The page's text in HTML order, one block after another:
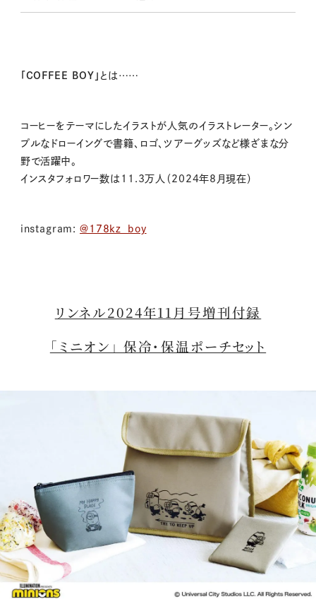
「COFFEE BOY」 とは……
コーヒーをテーマにしたイラストが人気のイラストレーター。シン
プルなドローイングで書籍、ロゴ、ツアーグッズなど様ざまな分
野で活躍中。
インスタフォロワー数は11.3万人（2024年8月現在）
instagram:@178kz_boy
リンネル2024年11月号増刊付録
「ミニオン」 保冷・保温ポーチセット